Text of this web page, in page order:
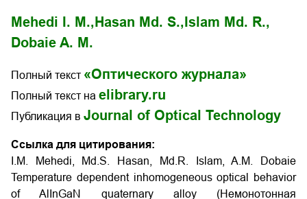
Mehedi I. M., Hasan Md. S., Islam Md. R.,
Dobaie A. M.
Полный текст «Оптического журнала»
Полный текст на elibrary.ru
Публикация в Journal of Optical Technology
Ссылка для цитирования:
I.M. Mehedi, Md.S. Hasan, Md.R. Islam, A.M. Dobaie
Temperature dependent inhomogeneous optical behavior
of AlInGaN quaternary alloy (Немонотонная